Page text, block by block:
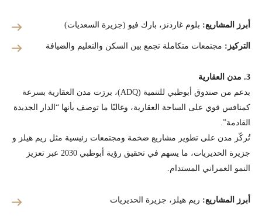
أبرز المشاريع: بلوم غاردنز، بارك فيو (جزيرة السعديات)
التركيز: مجتمعات متكاملة تجمع بين السكن والتعليم والضيافة
3. مدن العقارية
بدعم من صندوق أبوظبي للتنمية (ADQ)، برزت مدن العقارية بسرعة
كمنافس قوي على الساحة العقارية، وغالبًا ما توصف بأنها “الدار الجديدة
القادمة”.
تُركّز مدن على تطوير مشاريع ضخمة ومجتمعات رئيسية مثل ريم هيلز و
جزيرة الحديريات، ما يسهم في تحقيق رؤية أبوظبي 2030 عبر تعزيز
النمو العمراني المستدام.
أبرز المشاريع: ريم هيلز، جزيرة الحديريات